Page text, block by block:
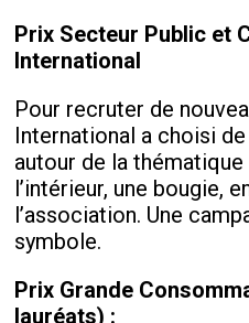
Prix Secteur Public et
International
Pour recruter de
International a choisi
autour de la
l’intérieur, une bougie,
l’association. Une
symbole.
Prix Grande
lauréats) :